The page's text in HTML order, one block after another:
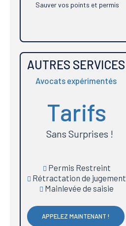
Sauver vos points et permis
AUTRES SERVICES
Avocats expérimentés
Tarifs
Sans Surprises !
Permis Restreint
Rétractation de jugement
Mainlevée de saisie
APPELEZ MAINTENANT !